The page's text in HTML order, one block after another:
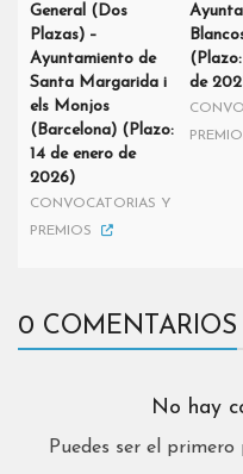
General (Dos
Plazas) –
Ayuntamiento de
Santa Margarida i
els Monjos
(Barcelona) (Plazo:
14 de enero de
2026)
CONVOCATORIAS Y
PREMIOS
de
0 COMENTARIOS
No hay
Puedes ser el primero